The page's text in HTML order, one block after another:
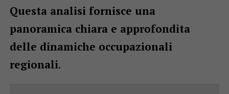
Questa analisi fornisce una
panoramica chiara e approfondita
delle dinamiche occupazionali
regionali.